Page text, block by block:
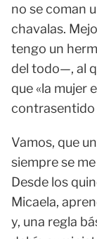
no se coman
chavalas.
tengo un
del todo—, al
que «la mujer
contrasentido
Vamos, que
siempre se
Desde los
Micaela,
y, una regla